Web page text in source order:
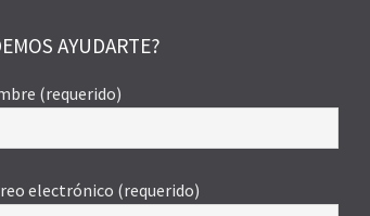
AYUDARTE?
(requerido)
electrónico (requerido)